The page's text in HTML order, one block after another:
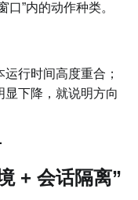
口”内的动作种类。
行时间高度重合；
下降，就说明方向
+ 会话隔离”